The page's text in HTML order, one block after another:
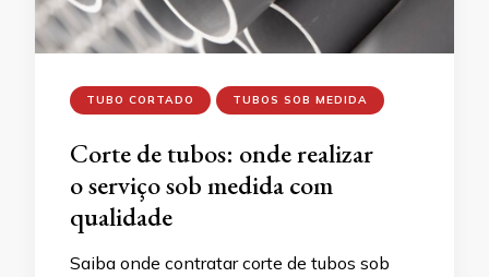
TUBO CORTADO TUBOS SOB MEDIDA
Corte de tubos: onde realizar
o serviço sob medida com
qualidade
Saiba onde contratar corte de tubos sob